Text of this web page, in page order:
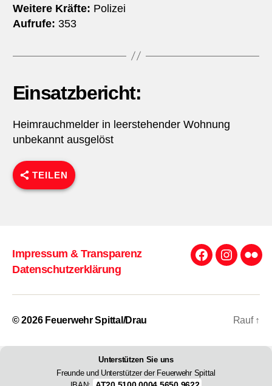
Weitere Kräfte: Polizei
Aufrufe: 353
Einsatzbericht:
Heimrauchmelder in leerstehender Wohnung
unbekannt ausgelöst
TEILEN
Impressum & Transparenz
Datenschutzerklärung
Facebook
© 2026 Feuerwehr Spittal/Drau Rauf ↑
Unterstützen Sie uns
Freunde und Unterstützer der Feuerwehr Spittal